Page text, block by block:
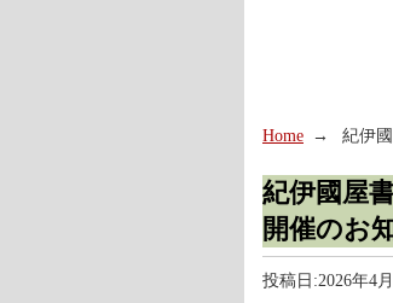
Home 紀伊
紀伊國屋
開催のお
投稿日:2026年4